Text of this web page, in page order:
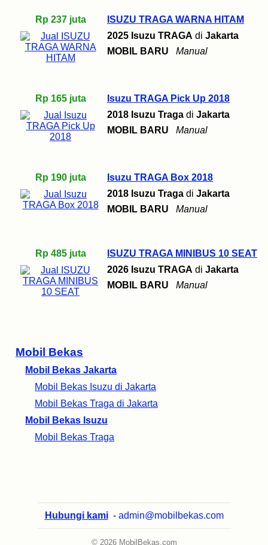
Mobil Bekas
Mobil Bekas Jakarta
Mobil Bekas Isuzu di Jakarta
Mobil Bekas Traga di Jakarta
Mobil Bekas Isuzu
Mobil Bekas Traga
Rp 237 juta
ISUZU TRAGA WARNA HITAM
2025 Isuzu TRAGA di Jakarta
MOBIL BARU
Manual
Rp 165 juta
Isuzu TRAGA Pick Up 2018
2018 Isuzu Traga di Jakarta
MOBIL BARU
Manual
Rp 190 juta
Isuzu TRAGA Box 2018
2018 Isuzu Traga di Jakarta
MOBIL BARU
Manual
Rp 485 juta
ISUZU TRAGA MINIBUS 10 SEAT
2026 Isuzu TRAGA di Jakarta
MOBIL BARU
Manual
Hubungi kami - admin@mobilbekas.com
© 2026 MobilBekas.com